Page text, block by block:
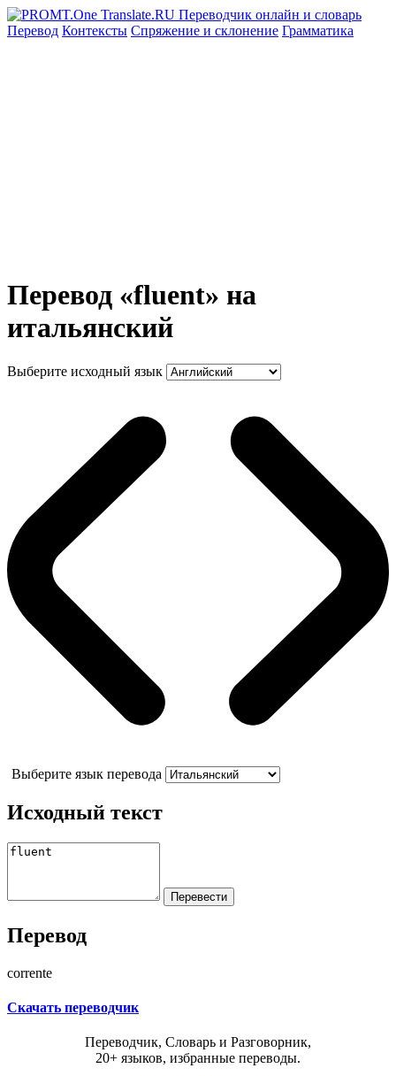
Перевод Контексты Спряжение и склонение Грамматика
Перевод «fluent» на
итальянский
Выберите исходный язык
Выберите язык перевода
Исходный текст
Перевод
corrente
Скачать переводчик
Переводчик, Словарь и Разговорник,
20+ языков, избранные переводы.